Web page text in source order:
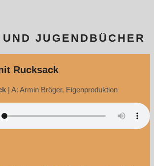
JUGENDBÜCHER
Rucksack
| A: Armin Bröger, Eigenproduktion